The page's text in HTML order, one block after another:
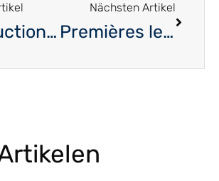
Introduction du vote électronique pour les élections législatives en 2028
Nächsten Artikel
Premières leçons à tirer de la cirse COVID